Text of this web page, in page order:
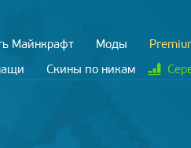
Майнкрафт Моды
Скины по никам